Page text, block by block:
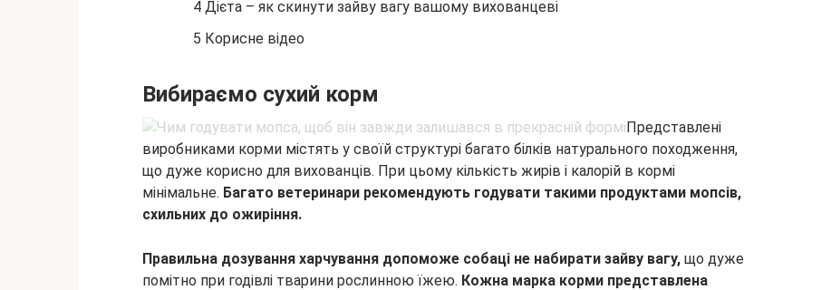
4 Дієта – як скинути зайву вагу вашому вихованцеві
5 Корисне відео
Вибираємо сухий корм
Представлені
виробниками корми містять у своїй структурі багато білків натурального походження,
що дуже корисно для вихованців. При цьому кількість жирів і калорій в кормі
мінімальне. Багато ветеринари рекомендують годувати такими продуктами мопсів,
схильних до ожиріння.
Правильна дозування харчування допоможе собаці не набирати зайву вагу, що дуже
помітно при годівлі тварини рослинною їжею. Кожна марка корми представлена